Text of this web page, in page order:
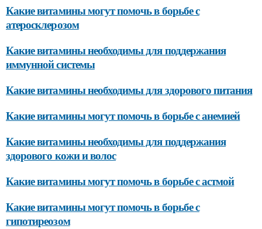
Какие витамины могут помочь в борьбе с
атеросклерозом
Какие витамины необходимы для поддержания
иммунной системы
Какие витамины необходимы для здорового питания
Какие витамины могут помочь в борьбе с анемией
Какие витамины необходимы для поддержания
здорового кожи и волос
Какие витамины могут помочь в борьбе с астмой
Какие витамины могут помочь в борьбе с
гипотиреозом